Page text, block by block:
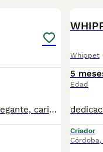
para obtener
🐾 WHIPPET DISPONIBLE 🐾 ¿Buscas un compañero elegante, cariñoso y equilibrado? Disponemos de preciosos cachorros Whippet criados con máxima dedicación y cariño. ✅ Entrega en toda España ✅ Pago contra reembolso ✅ Microchip implantado ✅ Cartilla sanitaria oficial ✅ Vacunaciones al día según edad ✅ Desparasitaciones internas y externas ✅ Cachorros completamente socializados ✅ Iniciados a hacer sus necesidades en empapadores ✅ Padres equilibrados, sanos y con excelente carácter Nuestros cachorros crecen en un entorno familiar, recibiendo atención diaria para garantizar un desarrollo físico y emocional excepcional. atiendo -- 67.0864.332
Whippet
5
Edad
Criador
Córdoba,